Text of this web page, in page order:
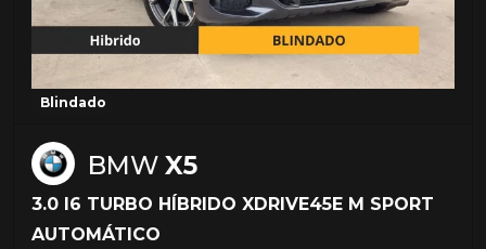
Blindado
BMW X5
3.0 I6 TURBO HÍBRIDO XDRIVE45E M SPORT
AUTOMÁTICO